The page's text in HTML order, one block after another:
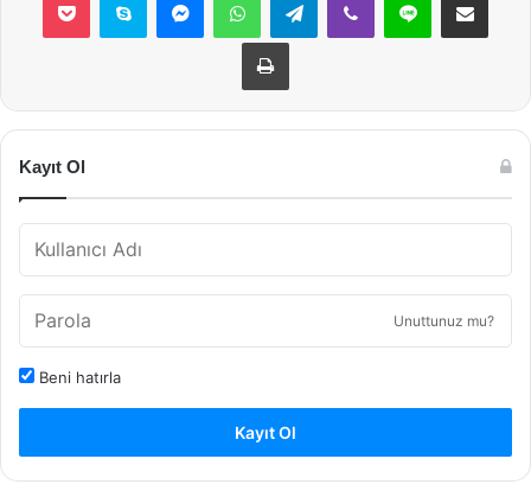
Yazdır
Kayıt Ol
Unuttunuz mu?
Beni hatırla
Kayıt Ol